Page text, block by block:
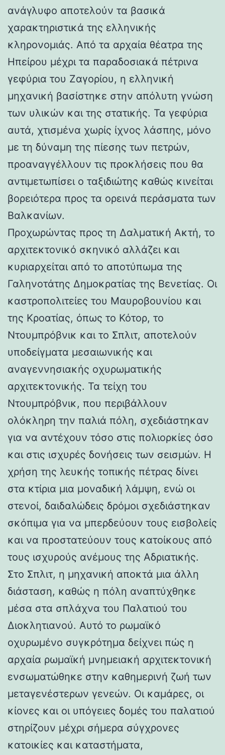
ανάγλυφο αποτελούν τα βασικά
χαρακτηριστικά της ελληνικής
κληρονομιάς. Από τα αρχαία θέατρα της
Ηπείρου μέχρι τα παραδοσιακά πέτρινα
γεφύρια του Ζαγορίου, η ελληνική
μηχανική βασίστηκε στην απόλυτη γνώση
των υλικών και της στατικής. Τα γεφύρια
αυτά, χτισμένα χωρίς ίχνος λάσπης, μόνο
με τη δύναμη της πίεσης των πετρών,
προαναγγέλλουν τις προκλήσεις που θα
αντιμετωπίσει ο ταξιδιώτης καθώς κινείται
βορειότερα προς τα ορεινά περάσματα των
Βαλκανίων.
Προχωρώντας προς τη Δαλματική Ακτή, το
αρχιτεκτονικό σκηνικό αλλάζει και
κυριαρχείται από το αποτύπωμα της
Γαληνοτάτης Δημοκρατίας της Βενετίας. Οι
καστροπολιτείες του Μαυροβουνίου και
της Κροατίας, όπως το Κότορ, το
Ντουμπρόβνικ και το Σπλιτ, αποτελούν
υποδείγματα μεσαιωνικής και
αναγεννησιακής οχυρωματικής
αρχιτεκτονικής. Τα τείχη του
Ντουμπρόβνικ, που περιβάλλουν
ολόκληρη την παλιά πόλη, σχεδιάστηκαν
για να αντέχουν τόσο στις πολιορκίες όσο
και στις ισχυρές δονήσεις των σεισμών. Η
χρήση της λευκής τοπικής πέτρας δίνει
στα κτίρια μια μοναδική λάμψη, ενώ οι
στενοί, δαιδαλώδεις δρόμοι σχεδιάστηκαν
σκόπιμα για να μπερδεύουν τους εισβολείς
και να προστατεύουν τους κατοίκους από
τους ισχυρούς ανέμους της Αδριατικής.
Στο Σπλιτ, η μηχανική αποκτά μια άλλη
διάσταση, καθώς η πόλη αναπτύχθηκε
μέσα στα σπλάχνα του Παλατιού του
Διοκλητιανού. Αυτό το ρωμαϊκό
οχυρωμένο συγκρότημα δείχνει πώς η
αρχαία ρωμαϊκή μνημειακή αρχιτεκτονική
ενσωματώθηκε στην καθημερινή ζωή των
μεταγενέστερων γενεών. Οι καμάρες, οι
κίονες και οι υπόγειες δομές του παλατιού
στηρίζουν μέχρι σήμερα σύγχρονες
κατοικίες και καταστήματα,